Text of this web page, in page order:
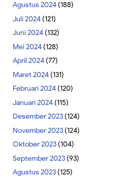
Agustus 2024(188)
Juli 2024(121)
Juni 2024(132)
Mei 2024(128)
April 2024(77)
Maret 2024(131)
Februari 2024(120)
Januari 2024(115)
Desember 2023(124)
November 2023(124)
Oktober 2023(104)
September 2023(93)
Agustus 2023(125)